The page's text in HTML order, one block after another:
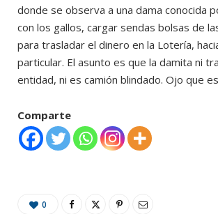
donde se observa a una dama conocida
con los gallos, cargar sendas bolsas de
para trasladar el dinero en la Lotería,
particular. El asunto es que la damita ni
entidad, ni es camión blindado. Ojo que
Comparte
0